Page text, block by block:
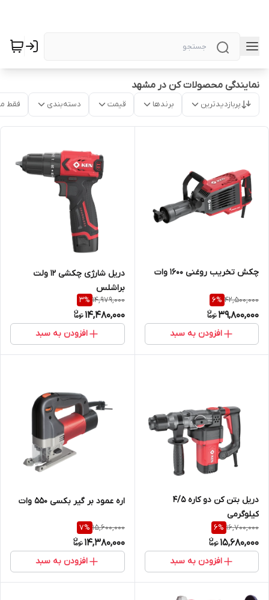
نمایندگی محصولات کن در مشهد
پربازدیدترین برندها قیمت دسته‌بندی فقط
چکش تخریب روغنی 1600 وات
42,500,000
6%
39,800,000
افزودن به سبد
دریل شارژی چکشی 12 ولت
براشلس
14,979,000
3%
14,480,000
افزودن به سبد
دریل بتن کن دو کاره 4/5
کیلوگرمی
16,700,000
6%
15,680,000
افزودن به سبد
اره عمود بر گیر بکسی 550 وات
15,600,000
7%
14,380,000
افزودن به سبد